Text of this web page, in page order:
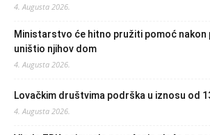
4. Augusta 2026.
Ministarstvo će hitno pružiti pomoć nakon
uništio njihov dom
4. Augusta 2026.
Lovačkim društvima podrška u iznosu od
4. Augusta 2026.